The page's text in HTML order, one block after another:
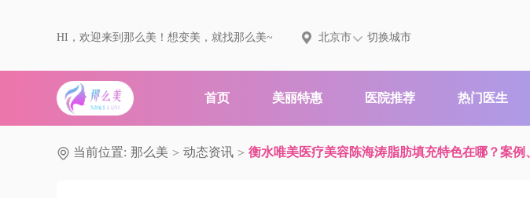
HI，欢迎来到那么美！想变美，就找那么美~ 北京市 切换城市
首页 美丽特惠 医院推荐 热门医生
当前位置: 那么美 > 动态资讯 > 衡水唯美医疗美容陈海涛脂肪填充特色在哪？案例